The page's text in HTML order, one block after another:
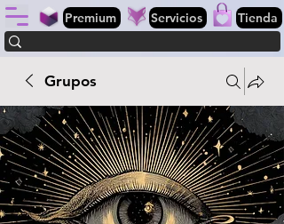
Premium Servicios Tienda
Grupos